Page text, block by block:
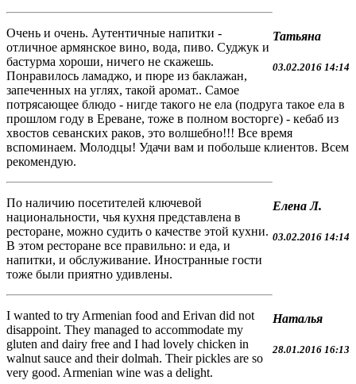
Татьяна
03.02.2016 14:14
Очень и очень. Аутентичные напитки -
отличное армянское вино, вода, пиво. Суджук и
бастурма хороши, ничего не скажешь.
Понравилось ламаджо, и пюре из баклажан,
запеченных на углях, такой аромат.. Самое
потрясающее блюдо - нигде такого не ела (подруга такое ела в
прошлом году в Ереване, тоже в полном восторге) - кебаб из
хвостов севанских раков, это волшебно!!! Все время
вспоминаем. Молодцы! Удачи вам и побольше клиентов. Всем
рекомендую.
Елена Л.
03.02.2016 14:14
По наличию посетителей ключевой
национальности, чья кухня представлена в
ресторане, можно судить о качестве этой кухни.
В этом ресторане все правильно: и еда, и
напитки, и обслуживание. Иностранные гости
тоже были приятно удивлены.
Наталья
28.01.2016 16:13
I wanted to try Armenian food and Erivan did not
disappoint. They managed to accommodate my
gluten and dairy free and I had lovely chicken in
walnut sauce and their dolmah. Their pickles are so
very good. Armenian wine was a delight.